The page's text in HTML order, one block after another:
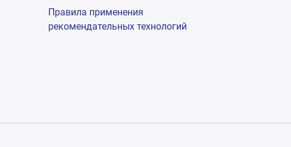
Правила применения
рекомендательных технологий